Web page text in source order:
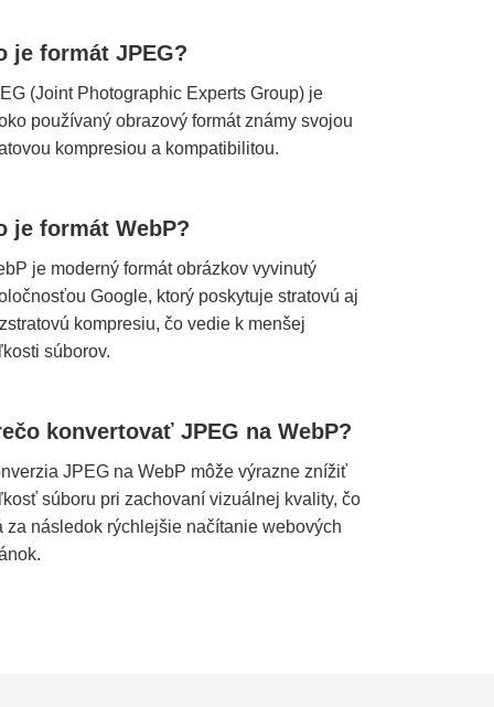
je formát JPEG?
(Joint Photographic Experts Group) je
používaný obrazový formát známy svojou
kompresiou a kompatibilitou.
je formát WebP?
je moderný formát obrázkov vyvinutý
Google, ktorý poskytuje stratovú aj
kompresiu, čo vedie k menšej
súborov.
konvertovať JPEG na WebP?
JPEG na WebP môže výrazne znížiť
súboru pri zachovaní vizuálnej kvality, čo
za následok rýchlejšie načítanie webových